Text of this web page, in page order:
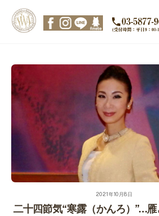
content
2021年10月8日
二十四節気“寒露（かんろ）”…雁